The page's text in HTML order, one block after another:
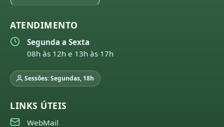
ATENDIMENTO
Segunda a Sexta
08h às 12h e 13h às 17h
Sessões: Segundas, 18h
LINKS ÚTEIS
WebMail